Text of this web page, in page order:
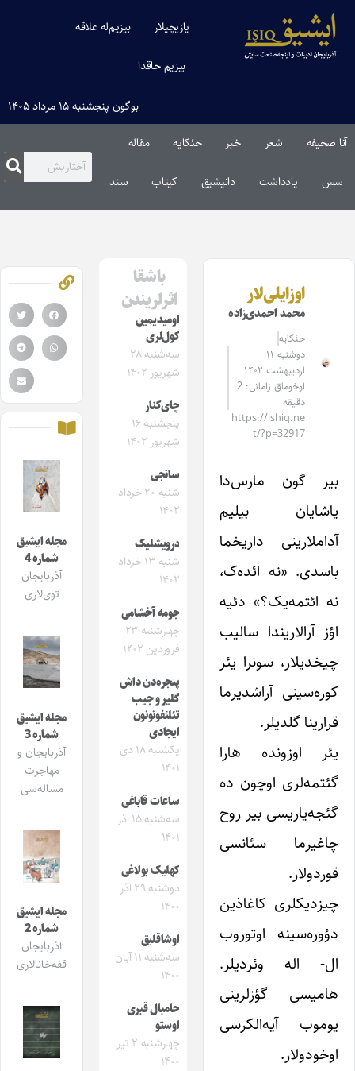
یازیچیلار بیزیم‌له علاقه
بیزیم حاقدا
بوگون پنجشنبه ۱۵ مرداد ۱۴۰۵
آنا صحیفه شعر خبر حئکایه مقاله‌
سس یادداشت دانیشیق کیتاب سند
اوزایلی‌لار
محمد احمدی‌زاده
حئکایه
دوشنبه ۱۱
اردیبهشت ۱۴۰۲
اوخوماق زامانی: 2
دقیقه
https://ishiq.ne
t/?p=32917
بیر گون مارس‌دا
یاشایان بیلیم
آداملارینی داریخما
باسدی. «نه ائده‌ک،
نه ائتمه‌یک؟» دئیه
اؤز آرالاریندا سالیب
چیخدیلار، سونرا یئر
کوره‌سینی آراشدیرما
قرارینا گلدیلر.
یئر اوزونده هارا
گئتمه‌لری اوچون ده
گئجه‌یاریسی بیر روح
چاغیرما سئانسی
قوردولار.
چیزدیکلری کاغاذین
دؤوره‌سینه اوتوروب
ال- اله وئردیلر.
هامیسی گؤزلرینی
یوموب آیه‌الکرسی
اوخودولار.
باشقا
اثرلریندن
اومیدیمین
کول‌لری
سه‌شنبه ۲۸
شهریور ۱۴۰۲
چای‌کنار
پنجشنبه ۱۶
شهریور ۱۴۰۲
سانجی‌
شنبه ۲۰ خرداد
۱۴۰۲
درویشلیک
شنبه ۱۳ خرداد
۱۴۰۲
جومه آخشامی
چهارشنبه ۲۳
فروردین ۱۴۰۲
پنجره‌دن داش
گلیر و جیب
تئلئفونونون
ایجادی
یکشنبه ۱۸ دی
۱۴۰۱
ساعات قاباغی
سه‌شنبه ۱۵ آذر
۱۴۰۱
کهلیک بولاغی
دوشنبه ۲۹ آذر
۱۴۰۰
اوشاقلیق
سه‌شنبه ۱۱ آبان
۱۴۰۰
حامبال قبری
اوستو
چهارشنبه ۲ تیر
۱۴۰۰
مجله ایشیق
شماره 4
آذربایجان
توی‌لاری
مجله ایشیق
شماره 3
آذربایجان و
مهاجرت
مساله‌سی
مجله ایشیق
شماره 2
آذربایجان
قفه‌خانالاری